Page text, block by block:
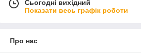
Сьогодні вихідний
Показати весь графік роботи
Про нас